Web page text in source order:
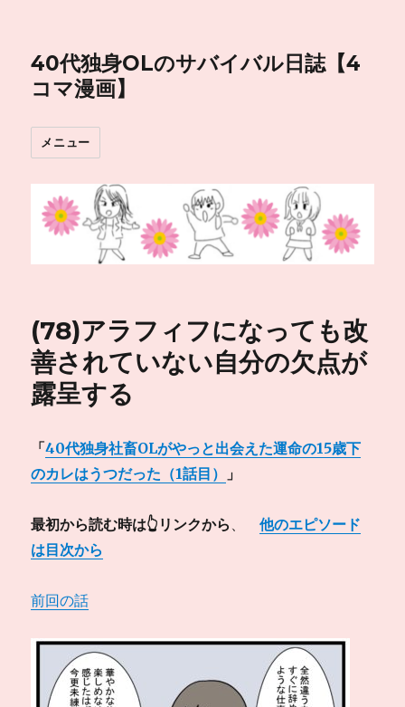
40代独身OLのサバイバル日誌【4
コマ漫画】
メニュー
(78)アラフィフになっても改
善されていない自分の欠点が
露呈する
「40代独身社畜OLがやっと出会えた運命の15歳下
のカレはうつだった（1話目）
」
最初から読む時は👆リンクから 、他のエピソード
は目次から
前回の話